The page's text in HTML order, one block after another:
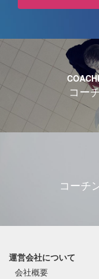
コー
コーチ
運営会社について
会社概要